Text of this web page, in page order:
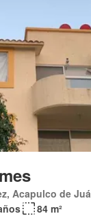
Conserje
Acapulco de
84 m²